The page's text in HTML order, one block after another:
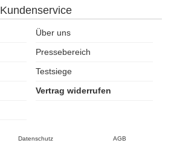
Kundenservice
Über uns
Pressebereich
Testsiege
Vertrag widerrufen
Datenschutz AGB